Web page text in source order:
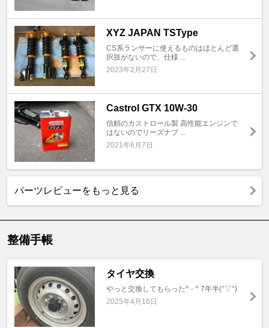
XYZ JAPAN TSType
CS系ランサーに使えるものはほとんど選
択肢がないので、仕様 ...
2023年2月27日
Castrol GTX 10W-30
信頼のカストロール製 高性能エンジンで
はないのでリーズナブ ...
2021年6月7日
パーツレビューをもっと見る
整備手帳
タイヤ交換
やっと交換してもらった^ - ^ 7年半(°▽°)
2025年4月16日